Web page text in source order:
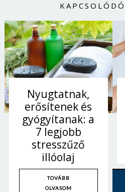
Nyugtatnak,
erősítenek és
gyógyítanak: a
7 legjobb
stresszűző
illóolaj
TOVÁBB
OLVASOM
Mégse